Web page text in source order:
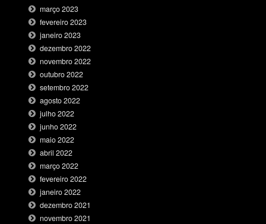
março 2023
fevereiro 2023
janeiro 2023
dezembro 2022
novembro 2022
outubro 2022
setembro 2022
agosto 2022
julho 2022
junho 2022
maio 2022
abril 2022
março 2022
fevereiro 2022
janeiro 2022
dezembro 2021
novembro 2021